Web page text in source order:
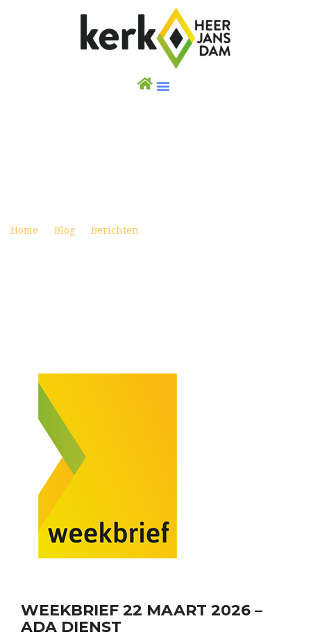
Home Blog Berichten
WEEKBRIEF 22 MAART 2026 –
ADA DIENST